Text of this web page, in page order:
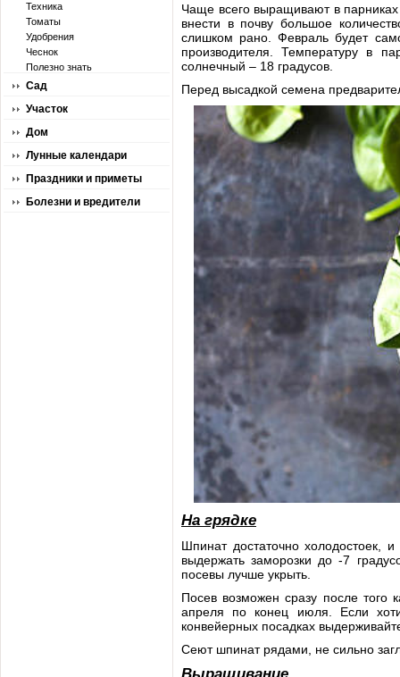
Техника
Томаты
Удобрения
Чеснок
Полезно знать
Сад
Участок
Дом
Лунные календари
Праздники и приметы
Болезни и вредители
Чаще всего выращивают в
внести в почву большое
слишком рано. Февраль будет
производителя. Температуру в
солнечный – 18 градусов.
Перед высадкой семена
На грядке
Шпинат достаточно холодостоек,
выдержать заморозки до -7
посевы лучше укрыть.
Посев возможен сразу после того
апреля по конец июля. Если
конвейерных посадках
Сеют шпинат рядами, не сильно